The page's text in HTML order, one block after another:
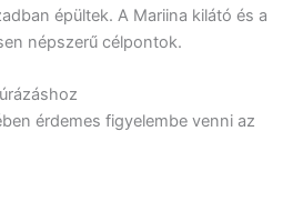
épültek. A Mariina kilátó és a
népszerű célpontok.
érdemes figyelembe venni az